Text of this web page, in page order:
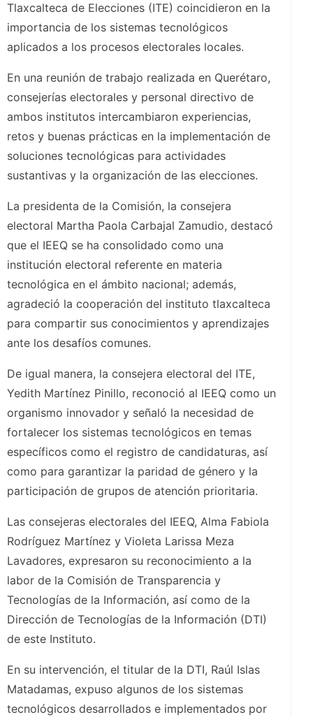
Tlaxcalteca de Elecciones (ITE) coincidieron en la
importancia de los sistemas tecnológicos
aplicados a los procesos electorales locales.
En una reunión de trabajo realizada en Querétaro,
consejerías electorales y personal directivo de
ambos institutos intercambiaron experiencias,
retos y buenas prácticas en la implementación de
soluciones tecnológicas para actividades
sustantivas y la organización de las elecciones.
La presidenta de la Comisión, la consejera
electoral Martha Paola Carbajal Zamudio, destacó
que el IEEQ se ha consolidado como una
institución electoral referente en materia
tecnológica en el ámbito nacional; además,
agradeció la cooperación del instituto tlaxcalteca
para compartir sus conocimientos y aprendizajes
ante los desafíos comunes.
De igual manera, la consejera electoral del ITE,
Yedith Martínez Pinillo, reconoció al IEEQ como un
organismo innovador y señaló la necesidad de
fortalecer los sistemas tecnológicos en temas
específicos como el registro de candidaturas, así
como para garantizar la paridad de género y la
participación de grupos de atención prioritaria.
Las consejeras electorales del IEEQ, Alma Fabiola
Rodríguez Martínez y Violeta Larissa Meza
Lavadores, expresaron su reconocimiento a la
labor de la Comisión de Transparencia y
Tecnologías de la Información, así como de la
Dirección de Tecnologías de la Información (DTI)
de este Instituto.
En su intervención, el titular de la DTI, Raúl Islas
Matadamas, expuso algunos de los sistemas
tecnológicos desarrollados e implementados por